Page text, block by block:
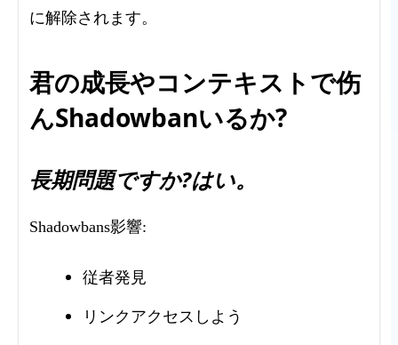
に解除されます。
君の成長やコンテキストで伤
んShadowbanいるか?
長期問題ですか?はい。
Shadowbans影響:
従者発見
リンクアクセスしよう